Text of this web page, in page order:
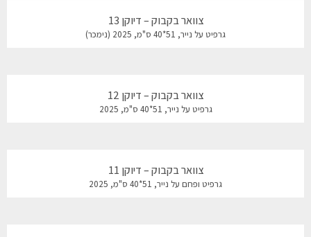
צוואר בקבוק – דיוקן 13
גרפיט על נייר, 51*40 ס"מ, 2025 (נימכר)
צוואר בקבוק – דיוקן 12
גרפיט על נייר, 51*40 ס"מ, 2025
צוואר בקבוק – דיוקן 11
גרפיט ופחם על נייר, 51*40 ס"מ, 2025